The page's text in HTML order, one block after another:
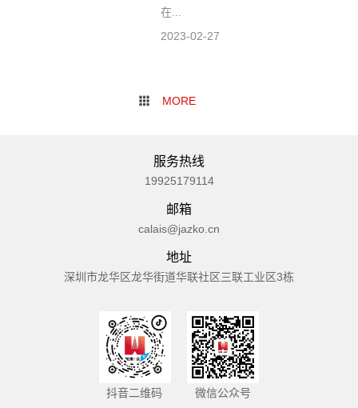
在...
2023-02-27
服务热线
19925179114
邮箱
calais@jazko.cn
地址
深圳市龙华区龙华街道华联社区三联工业区3栋
抖音二维码 微信公众号